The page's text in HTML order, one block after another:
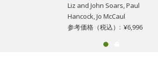
Liz and John Soars, Paul
Hancock, Jo McCaul
参考価格（税込）: ¥6,996